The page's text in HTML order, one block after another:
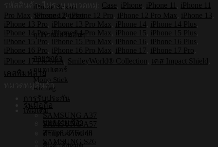
iPhone Boxset
Samsung Boxset
อุปกรณ์เสริมอื่นๆ
สายชาร์จ
อแดปเตอร์
Mono Stick
Air Tag
การรับประกัน
เพิ่มเติม
บทความ/รีวิว
ตัวแทนจำหน่าย
กระแทก
iPhone
รุ่น
Smileyworld
Charming
Bow3
[เคส
iPhone17
iPhone16
รหัสสินค้า: ไม่ระบุ หมวดหมู่: Case iPhone iPhone 11
iPhone 11
Pro Max iPhone 12 , iPhone 12 Pro iPhone 12 Pro Max iPhone 13
iPhone 13 Pro
iPhone 13 Pro Max iPhone 14 iPhone 14 Plus
iPhone 14 Pro, iPhone 14 Pro Max iPhone 15 iPhone 15 Plus
iPhone 15 Pro
iPhone 15 Pro Max iPhone 16 iPhone 16 Plus
iPhone 16 Pro
iPhone 16 Pro Max iPhone 17 iPhone 17 Pro
iPhone 17 Pro Max
SmileyWorld® Collection เคส Impact Shield
เคสพิมพ์ลาย
หมวดหมู่สินค้า
รุ่นมือถือ
SAMSUNG A37
SAMSUNG A57
ZFlip8 / ZFold8
SAMSUNG S26